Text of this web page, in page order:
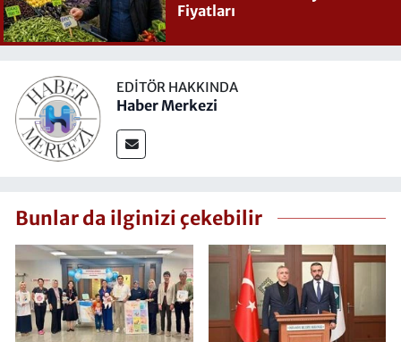
Fiyatları
EDITÖR HAKKINDA
Haber Merkezi
Bunlar da ilginizi çekebilir